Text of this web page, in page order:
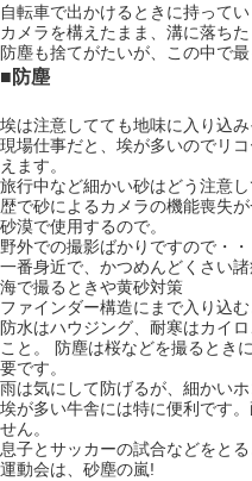
自転車で出かけるときに持ってい
カメラを構えたまま、溝に落ち
防塵も捨てがたいが、この中で
■防塵
埃は注意してても地味に入り込み
現場仕事だと、埃が多いのでリ
えます。
旅行中など細かい砂はどう注意
歴で砂によるカメラの機能喪失が
砂漠で使用するので。
野外での撮影ばかりですので・・
一番身近で、かつめんどくさい諸
海で撮るときや黄砂対策
ファインダー構造にまで入り込
防水はハウジング、耐寒はカイ
こと。 防塵は桜などを撮るとき
要です。
雨は気にして防げるが、細かい
埃が多い牛舎には特に便利です
せん。
息子とサッカーの試合などをと
運動会は、砂塵の嵐!